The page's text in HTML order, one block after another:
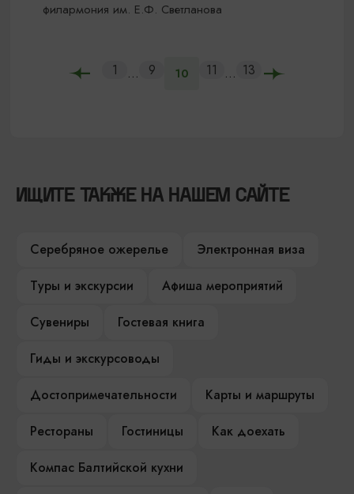
филармония им. Е.Ф. Светланова
1 ... 9 10 11 ... 13
ИЩИТЕ ТАКЖЕ НА НАШЕМ САЙТЕ
Серебряное ожерелье
Электронная виза
Туры и экскурсии
Афиша мероприятий
Сувениры
Гостевая книга
Гиды и экскурсоводы
Достопримечательности
Карты и маршруты
Рестораны
Гостиницы
Как доехать
Компас Балтийской кухни